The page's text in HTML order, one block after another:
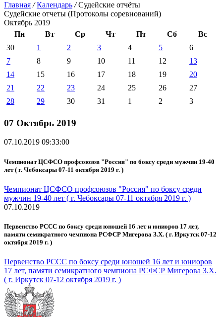
Главная / Календарь /Судейские отчёты
Судейские отчеты (Протоколы соревнований)
Октябрь 2019
Пн
Вт Ср Чт Пт Сб
Вс
30
1 2 3 4 5
6
7
8 9 10 11 12
13
14
15 16 17 18 19
20
21
22 23 24 25 26
27
28
29 30 31 1 2 3
07 Октябрь 2019
07.10.2019 09:33:00
Чемпионат ЦСФСО профсоюзов "Россия" по боксу среди мужчин 19-40
лет ( г. Чебоксары 07-11 октября 2019 г. )
Чемпионат ЦСФСО профсоюзов "Россия" по боксу среди
мужчин 19-40 лет ( г. Чебоксары 07-11 октября 2019 г. )
07.10.2019
Первенство РССС по боксу среди юношей 16 лет и юниоров 17 лет,
памяти семикратного чемпиона РСФСР Мигерова З.Х. ( г. Иркутск 07-12
октября 2019 г. )
Первенство РССС по боксу среди юношей 16 лет и юниоров
17 лет, памяти семикратного чемпиона РСФСР Мигерова З.Х.
( г. Иркутск 07-12 октября 2019 г. )